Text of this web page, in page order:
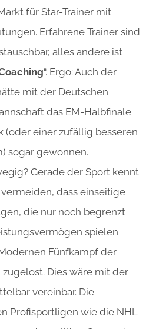
für Star-Trainer mit
Erfahrene Trainer sind
alles andere ist
“. Ergo: Auch der
mit der Deutschen
das EM-Halbfinale
(oder einer zufällig besseren
sogar gewonnen.
Gerade der Sport kennt
dass einseitige
die nur noch begrenzt
spielen
Fünfkampf der
Dies wäre mit der
vereinbar. Die
Profisportligen wie die NHL